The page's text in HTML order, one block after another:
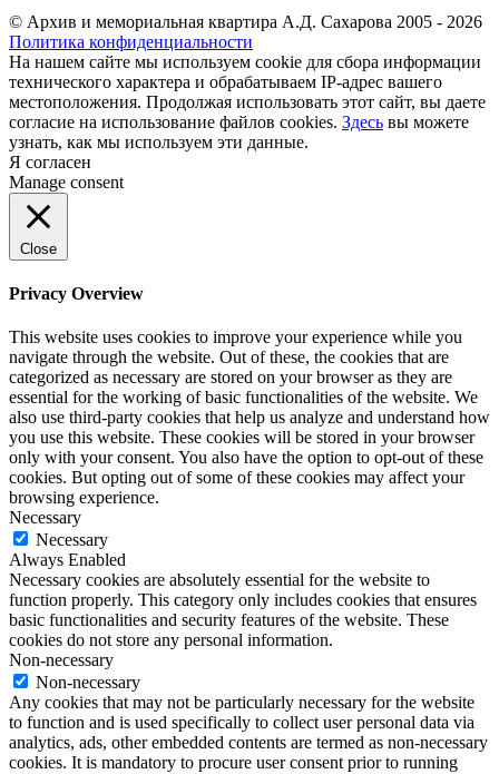
© Архив и мемориальная квартира А.Д. Сахарова 2005 - 2026
Политика конфиденциальности
На нашем сайте мы используем cookie для сбора информации
технического характера и обрабатываем IP-адрес вашего
местоположения. Продолжая использовать этот сайт, вы даете
согласие на использование файлов cookies. Здесь вы можете
узнать, как мы используем эти данные.
Я согласен
Manage consent
Close
Privacy Overview
This website uses cookies to improve your experience while you
navigate through the website. Out of these, the cookies that are
categorized as necessary are stored on your browser as they are
essential for the working of basic functionalities of the website. We
also use third-party cookies that help us analyze and understand how
you use this website. These cookies will be stored in your browser
only with your consent. You also have the option to opt-out of these
cookies. But opting out of some of these cookies may affect your
browsing experience.
Necessary
Necessary
Always Enabled
Necessary cookies are absolutely essential for the website to
function properly. This category only includes cookies that ensures
basic functionalities and security features of the website. These
cookies do not store any personal information.
Non-necessary
Non-necessary
Any cookies that may not be particularly necessary for the website
to function and is used specifically to collect user personal data via
analytics, ads, other embedded contents are termed as non-necessary
cookies. It is mandatory to procure user consent prior to running